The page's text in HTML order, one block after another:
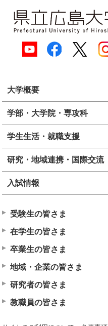
大学概要
学部・大学院・専攻科
学生生活・就職支援
研究・地域連携・国際交流
入試情報
受験生の皆さま
在学生の皆さま
卒業生の皆さま
地域・企業の皆さま
研究者の皆さま
教職員の皆さま